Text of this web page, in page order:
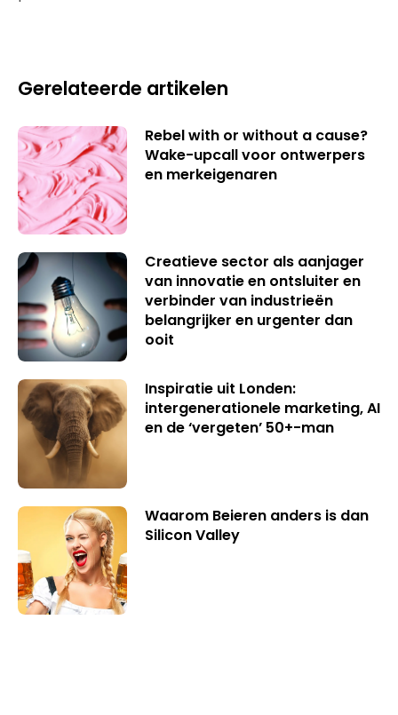
Gerelateerde artikelen
Rebel with or without a cause?
Wake-upcall voor ontwerpers
en merkeigenaren
Creatieve sector als aanjager
van innovatie en ontsluiter en
verbinder van industrieën
belangrijker en urgenter dan
ooit
Inspiratie uit Londen:
intergenerationele marketing, AI
en de ‘vergeten’ 50+-man
Waarom Beieren anders is dan
Silicon Valley